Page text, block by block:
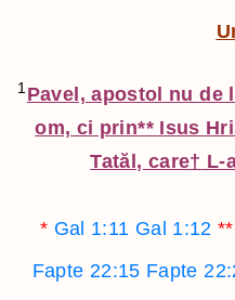
1Pavel, apostol nu de
om, ci prin**Isus
Tatăl, care† L-
* Gal 1:11 Gal 1:12 **
Fapte 22:15 Fapte